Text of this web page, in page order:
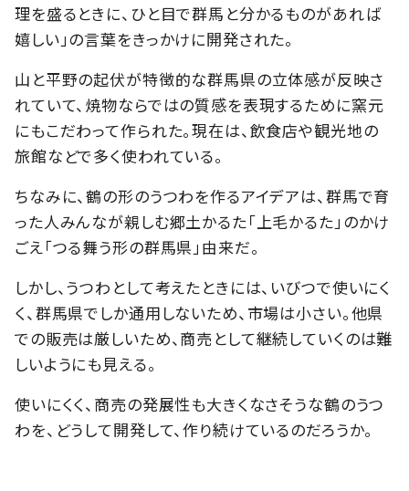
理を盛るときに、ひと目で群馬と分かるものがあれば
嬉しい」の言葉をきっかけに開発された。
山と平野の起伏が特徴的な群馬県の立体感が反映さ
れていて、焼物ならではの質感を表現するために窯元
にもこだわって作られた。現在は、飲食店や観光地の
旅館などで多く使われている。
ちなみに、鶴の形のうつわを作るアイデアは、群馬で育
った人みんなが親しむ郷土かるた「上毛かるた」のかけ
ごえ「つる舞う形の群馬県」由来だ。
しかし、うつわとして考えたときには、いびつで使いにく
く、群馬県でしか通用しないため、市場は小さい。他県
での販売は厳しいため、商売として継続していくのは難
しいようにも見える。
使いにくく、商売の発展性も大きくなさそうな鶴のうつ
わを、どうして開発して、作り続けているのだろうか。